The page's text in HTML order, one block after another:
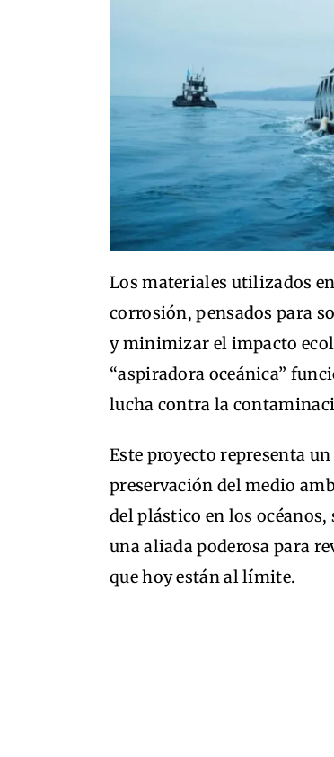
Los materiales utilizados
corrosión, pensados para
y minimizar el impacto
“aspiradora oceánica”
lucha contra la
Este proyecto representa
preservación del medio
del plástico en los
una aliada poderosa para
que hoy están al límite.